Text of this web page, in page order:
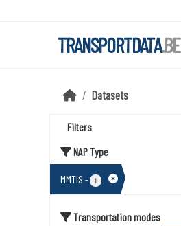
TRANSPORTDATA.BE
Datasets
Filters
NAP Type
MMTIS - 1
Transportation modes